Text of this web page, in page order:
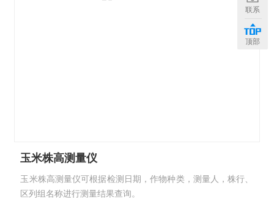
玉米株高测量仪
玉米株高测量仪可根据检测日期，作物种类，测量人，株行、
区列组名称进行测量结果查询。
联系
顶部